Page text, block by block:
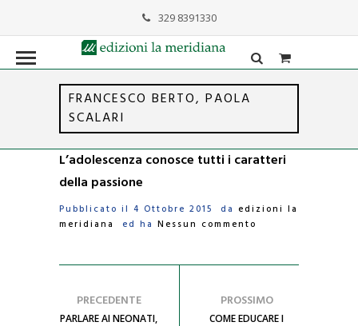
329 8391330
formazione@lameridiana.it
FRANCESCO BERTO, PAOLA
SCALARI
L’adolescenza conosce tutti i caratteri
della passione
Pubblicato il 4 Ottobre 2015 da edizioni la
meridiana
ed ha Nessun commento
PRECEDENTE
PARLARE AI NEONATI,
PROSSIMO
COME EDUCARE I